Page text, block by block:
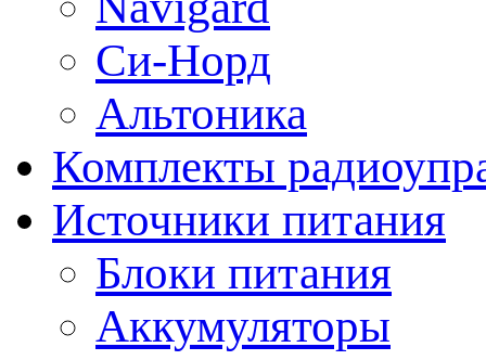
Си-Норд
Альтоника
Комплекты
Источники питания
Блоки питания
Аккумуляторы